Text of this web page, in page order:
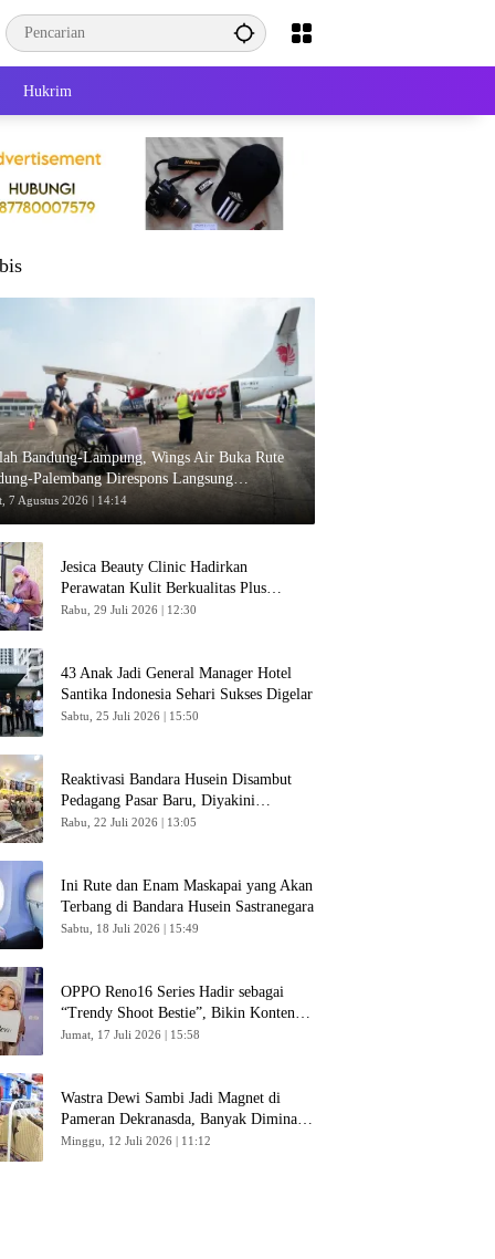
Hukrim
Bandung-Lampung, Wings Air Buka Rute
Palembang Direspons Langsung
7 Agustus 2026 | 14:14
Jesica Beauty Clinic Hadirkan
Perawatan Kulit Berkualitas Plus
Konsultasi Gratis
Rabu, 29 Juli 2026 | 12:30
43 Anak Jadi General Manager Hotel
Santika Indonesia Sehari Sukses Digelar
Sabtu, 25 Juli 2026 | 15:50
Reaktivasi Bandara Husein Disambut
Pedagang Pasar Baru, Diyakini
Bangkitkan Kembali Ekonomi Bandung
Rabu, 22 Juli 2026 | 13:05
Ini Rute dan Enam Maskapai yang Akan
Terbang di Bandara Husein Sastranegara
Sabtu, 18 Juli 2026 | 15:49
OPPO Reno16 Series Hadir sebagai
“Trendy Shoot Bestie”, Bikin Konten
Kreator Makin Betah
Jumat, 17 Juli 2026 | 15:58
Wastra Dewi Sambi Jadi Magnet di
Pameran Dekranasda, Banyak Diminati
Pengunjung
Minggu, 12 Juli 2026 | 11:12